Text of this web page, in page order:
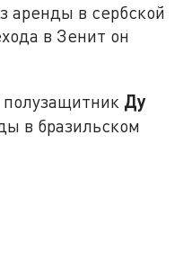
аренды в сербской
в Зенит он
Ду
в бразильском